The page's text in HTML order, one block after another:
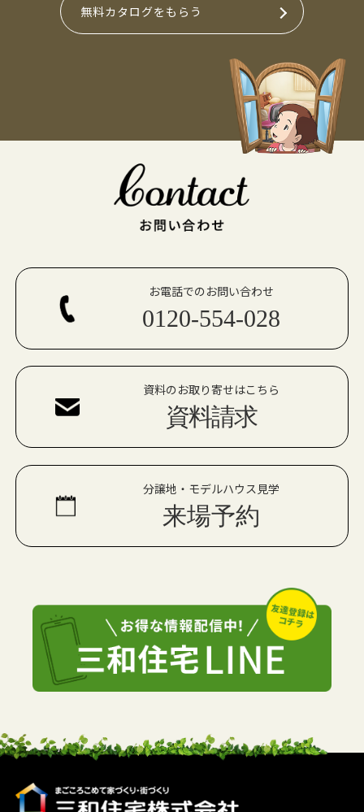
無料カタログをもらう
お電話でのお問い合わせ
0120-554-028
資料のお取り寄せはこちら
資料請求
分譲地・モデルハウス見学
来場予約